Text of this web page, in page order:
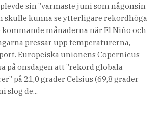
sin ”varmaste juni som någonsin
skulle kunna se ytterligare rekordhöga
månaderna när El Niño och
pressar upp temperaturerna,
Europeiska unionens Copernicus
på onsdagen att ”rekord globala
på 21,0 grader Celsius (69,8 grader
slog de...